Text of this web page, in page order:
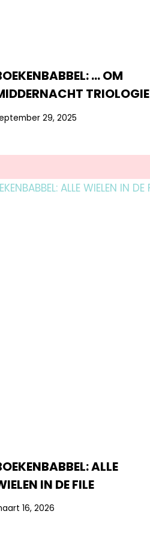
… OM
TRIOLOGIE
29, 2025
ALLE
IN DE FILE
16, 2026